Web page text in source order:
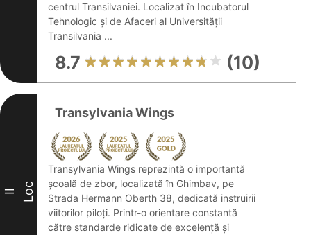
centrul Transilvaniei. Localizat în Incubatorul
Tehnologic și de Afaceri al Universității
Transilvania ...
8.7 (10)
II Loc
Transylvania Wings
Transylvania Wings reprezintă o importantă
școală de zbor, localizată în Ghimbav, pe
Strada Hermann Oberth 38, dedicată instruirii
viitorilor piloți. Printr-o orientare constantă
către standarde ridicate de excelență și